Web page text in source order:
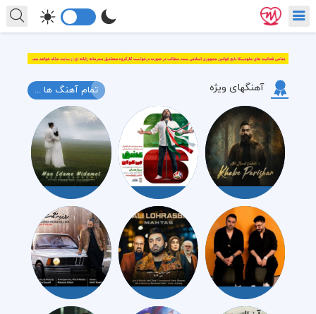
آهنگهای ویژه تمام آهنگ ها ...